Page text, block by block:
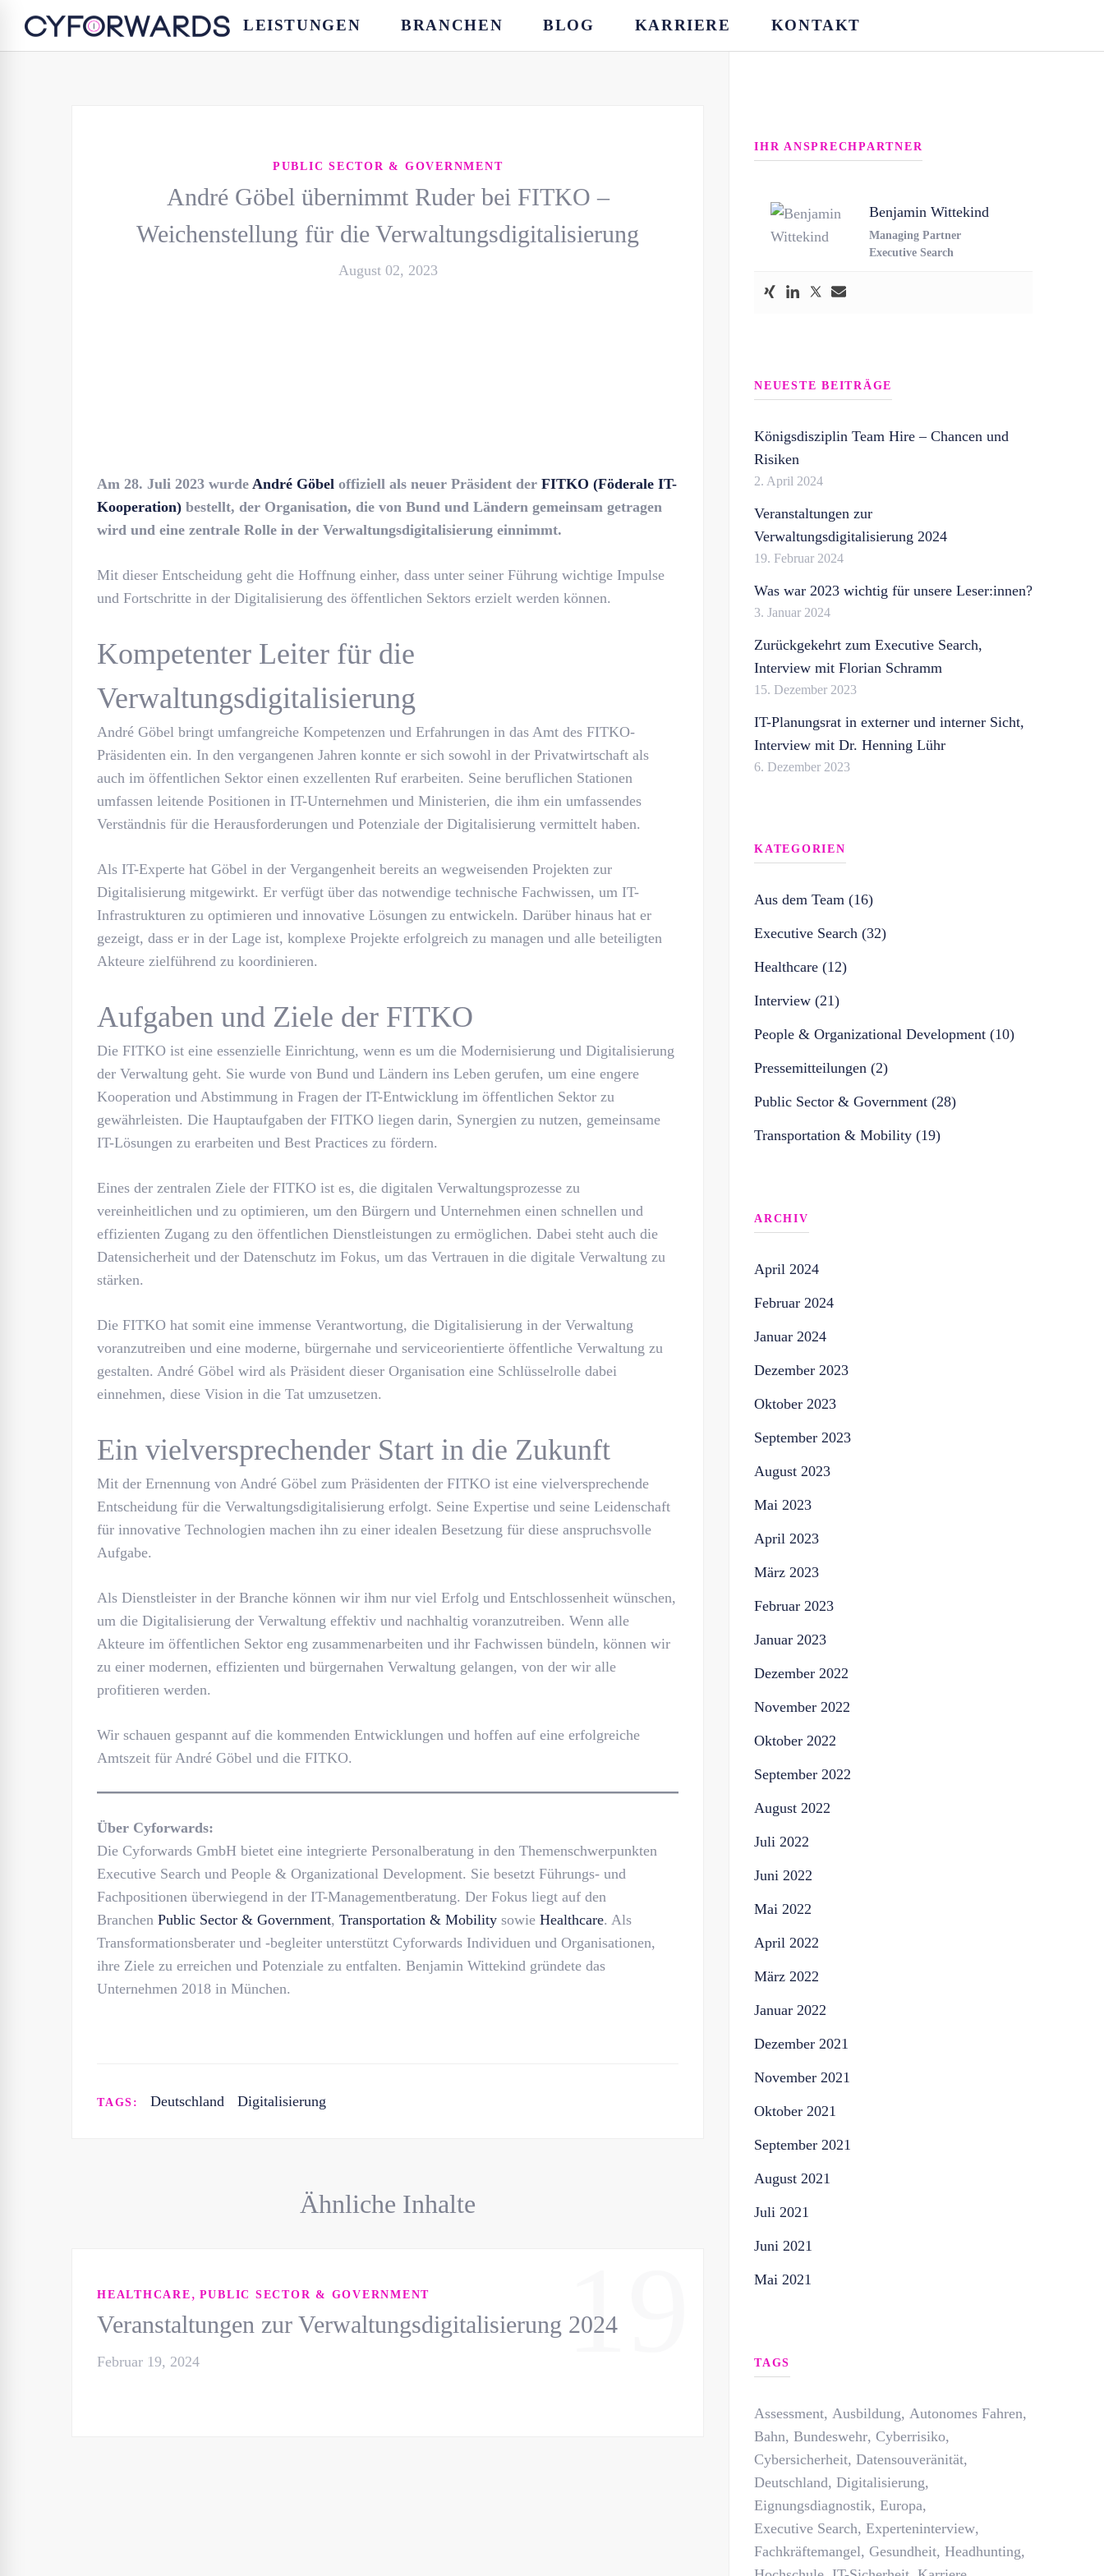
LEISTUNGEN BRANCHEN BLOG KARRIERE KONTAKT
PUBLIC SECTOR & GOVERNMENT
André Göbel übernimmt Ruder bei FITKO –
Weichenstellung für die Verwaltungsdigitalisierung
August 02, 2023
Am 28. Juli 2023 wurde André Göbel offiziell als neuer Präsident der FITKO (Föderale IT-
Kooperation) bestellt, der Organisation, die von Bund und Ländern gemeinsam getragen
wird und eine zentrale Rolle in der Verwaltungsdigitalisierung einnimmt.
Mit dieser Entscheidung geht die Hoffnung einher, dass unter seiner Führung wichtige Impulse
und Fortschritte in der Digitalisierung des öffentlichen Sektors erzielt werden können.
Kompetenter Leiter für die
Verwaltungsdigitalisierung
André Göbel bringt umfangreiche Kompetenzen und Erfahrungen in das Amt des FITKO-
Präsidenten ein. In den vergangenen Jahren konnte er sich sowohl in der Privatwirtschaft als
auch im öffentlichen Sektor einen exzellenten Ruf erarbeiten. Seine beruflichen Stationen
umfassen leitende Positionen in IT-Unternehmen und Ministerien, die ihm ein umfassendes
Verständnis für die Herausforderungen und Potenziale der Digitalisierung vermittelt haben.
Als IT-Experte hat Göbel in der Vergangenheit bereits an wegweisenden Projekten zur
Digitalisierung mitgewirkt. Er verfügt über das notwendige technische Fachwissen, um IT-
Infrastrukturen zu optimieren und innovative Lösungen zu entwickeln. Darüber hinaus hat er
gezeigt, dass er in der Lage ist, komplexe Projekte erfolgreich zu managen und alle beteiligten
Akteure zielführend zu koordinieren.
Aufgaben und Ziele der FITKO
Die FITKO ist eine essenzielle Einrichtung, wenn es um die Modernisierung und Digitalisierung
der Verwaltung geht. Sie wurde von Bund und Ländern ins Leben gerufen, um eine engere
Kooperation und Abstimmung in Fragen der IT-Entwicklung im öffentlichen Sektor zu
gewährleisten. Die Hauptaufgaben der FITKO liegen darin, Synergien zu nutzen, gemeinsame
IT-Lösungen zu erarbeiten und Best Practices zu fördern.
Eines der zentralen Ziele der FITKO ist es, die digitalen Verwaltungsprozesse zu
vereinheitlichen und zu optimieren, um den Bürgern und Unternehmen einen schnellen und
effizienten Zugang zu den öffentlichen Dienstleistungen zu ermöglichen. Dabei steht auch die
Datensicherheit und der Datenschutz im Fokus, um das Vertrauen in die digitale Verwaltung zu
stärken.
Die FITKO hat somit eine immense Verantwortung, die Digitalisierung in der Verwaltung
voranzutreiben und eine moderne, bürgernahe und serviceorientierte öffentliche Verwaltung zu
gestalten. André Göbel wird als Präsident dieser Organisation eine Schlüsselrolle dabei
einnehmen, diese Vision in die Tat umzusetzen.
Ein vielversprechender Start in die Zukunft
Mit der Ernennung von André Göbel zum Präsidenten der FITKO ist eine vielversprechende
Entscheidung für die Verwaltungsdigitalisierung erfolgt. Seine Expertise und seine Leidenschaft
für innovative Technologien machen ihn zu einer idealen Besetzung für diese anspruchsvolle
Aufgabe.
Als Dienstleister in der Branche können wir ihm nur viel Erfolg und Entschlossenheit wünschen,
um die Digitalisierung der Verwaltung effektiv und nachhaltig voranzutreiben. Wenn alle
Akteure im öffentlichen Sektor eng zusammenarbeiten und ihr Fachwissen bündeln, können wir
zu einer modernen, effizienten und bürgernahen Verwaltung gelangen, von der wir alle
profitieren werden.
Wir schauen gespannt auf die kommenden Entwicklungen und hoffen auf eine erfolgreiche
Amtszeit für André Göbel und die FITKO.
Über Cyforwards:
Die Cyforwards GmbH bietet eine integrierte Personalberatung in den Themenschwerpunkten
Executive Search und People & Organizational Development. Sie besetzt Führungs- und
Fachpositionen überwiegend in der IT-Managementberatung. Der Fokus liegt auf den
Branchen Public Sector & Government, Transportation & Mobility sowie Healthcare. Als
Transformationsberater und -begleiter unterstützt Cyforwards Individuen und Organisationen,
ihre Ziele zu erreichen und Potenziale zu entfalten. Benjamin Wittekind gründete das
Unternehmen 2018 in München.
TAGS: Deutschland Digitalisierung
Ähnliche Inhalte
19
HEALTHCARE , PUBLIC SECTOR & GOVERNMENT
Veranstaltungen zur Verwaltungsdigitalisierung 2024
Februar 19, 2024 Januar 03, 2024
IHR ANSPRECHPARTNER
Benjamin Wittekind
Managing Partner
Executive Search
NEUESTE BEITRÄGE
Königsdisziplin Team Hire – Chancen und
Risiken
2. April 2024
Veranstaltungen zur
Verwaltungsdigitalisierung 2024
19. Februar 2024
Was war 2023 wichtig für unsere Leser:innen?
3. Januar 2024
Zurückgekehrt zum Executive Search,
Interview mit Florian Schramm
15. Dezember 2023
IT-Planungsrat in externer und interner Sicht,
Interview mit Dr. Henning Lühr
6. Dezember 2023
KATEGORIEN
Aus dem Team (16)
Executive Search (32)
Healthcare (12)
Interview (21)
People & Organizational Development (10)
Pressemitteilungen (2)
Public Sector & Government (28)
Transportation & Mobility (19)
ARCHIV
April 2024
Februar 2024
Januar 2024
Dezember 2023
Oktober 2023
September 2023
August 2023
Mai 2023
April 2023
März 2023
Februar 2023
Januar 2023
Dezember 2022
November 2022
Oktober 2022
September 2022
August 2022
Juli 2022
Juni 2022
Mai 2022
April 2022
März 2022
Januar 2022
Dezember 2021
November 2021
Oktober 2021
September 2021
August 2021
Juli 2021
Juni 2021
Mai 2021
TAGS
Assessment, Ausbildung, Autonomes Fahren,
Bahn, Bundeswehr, Cyberrisiko,
Cybersicherheit, Datensouveränität,
Deutschland, Digitalisierung,
Eignungsdiagnostik, Europa,
Executive Search, Experteninterview,
Fachkräftemangel, Gesundheit, Headhunting,